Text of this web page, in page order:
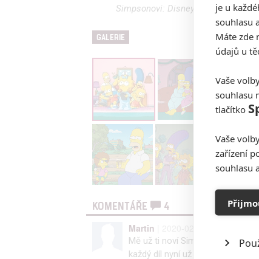
Simpsonovi: Disney má zájem o
GALERIE
KOMENTÁŘE
4
Martin
Mě už ti noví Simpsonovi
každý díl nyní už vůbec to samé
je u
souhlasu
Máte zde
údajů u
Vaše
souhlasu
tlačítko
Vaše
zařízení
souhlasu